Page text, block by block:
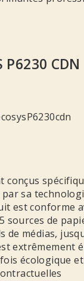
P6230
conçus
sa
est conforme
sources de
médias,
extrêmement
écologique